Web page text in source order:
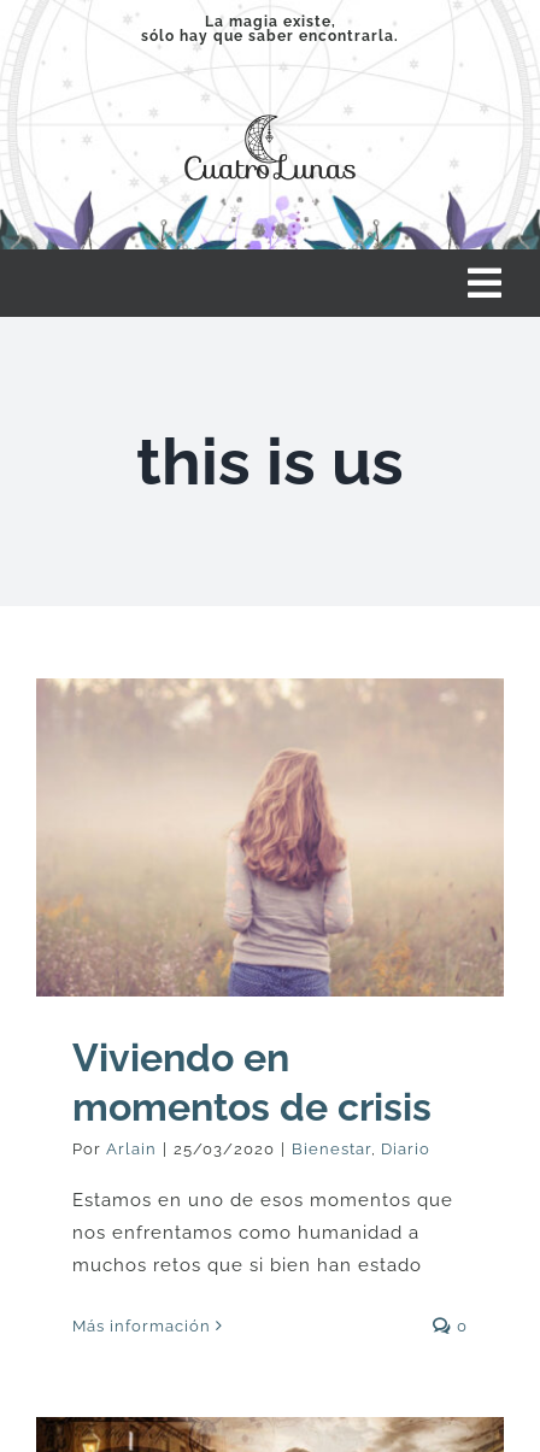
Saltar
contenido
La magia existe,
sólo hay que saber encontrarla.
CONTACTO
Carrito
this is us
Viviendo en
momentos de crisis
Por Arlain 25/03/2020 Bienestar Diario
Estamos en uno de esos momentos que
nos enfrentamos como humanidad a
muchos retos que si bien han estado
Más información 0